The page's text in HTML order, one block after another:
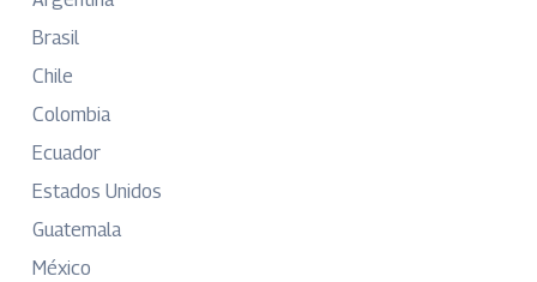
Brasil
Chile
Colombia
Ecuador
Estados Unidos
Guatemala
México